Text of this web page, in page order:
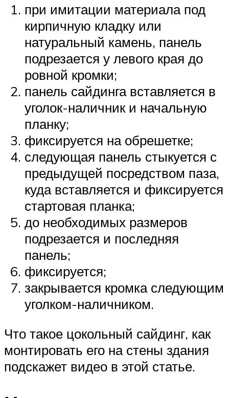
при имитации материала под
кирпичную кладку или
натуральный камень, панель
подрезается у левого края до
ровной кромки;
панель сайдинга вставляется в
уголок-наличник и начальную
планку;
фиксируется на обрешетке;
следующая панель стыкуется с
предыдущей посредством паза,
куда вставляется и фиксируется
стартовая планка;
до необходимых размеров
подрезается и последняя
панель;
фиксируется;
закрывается кромка следующим
уголком-наличником.
Что такое цокольный сайдинг, как
монтировать его на стены здания
подскажет видео в этой статье.